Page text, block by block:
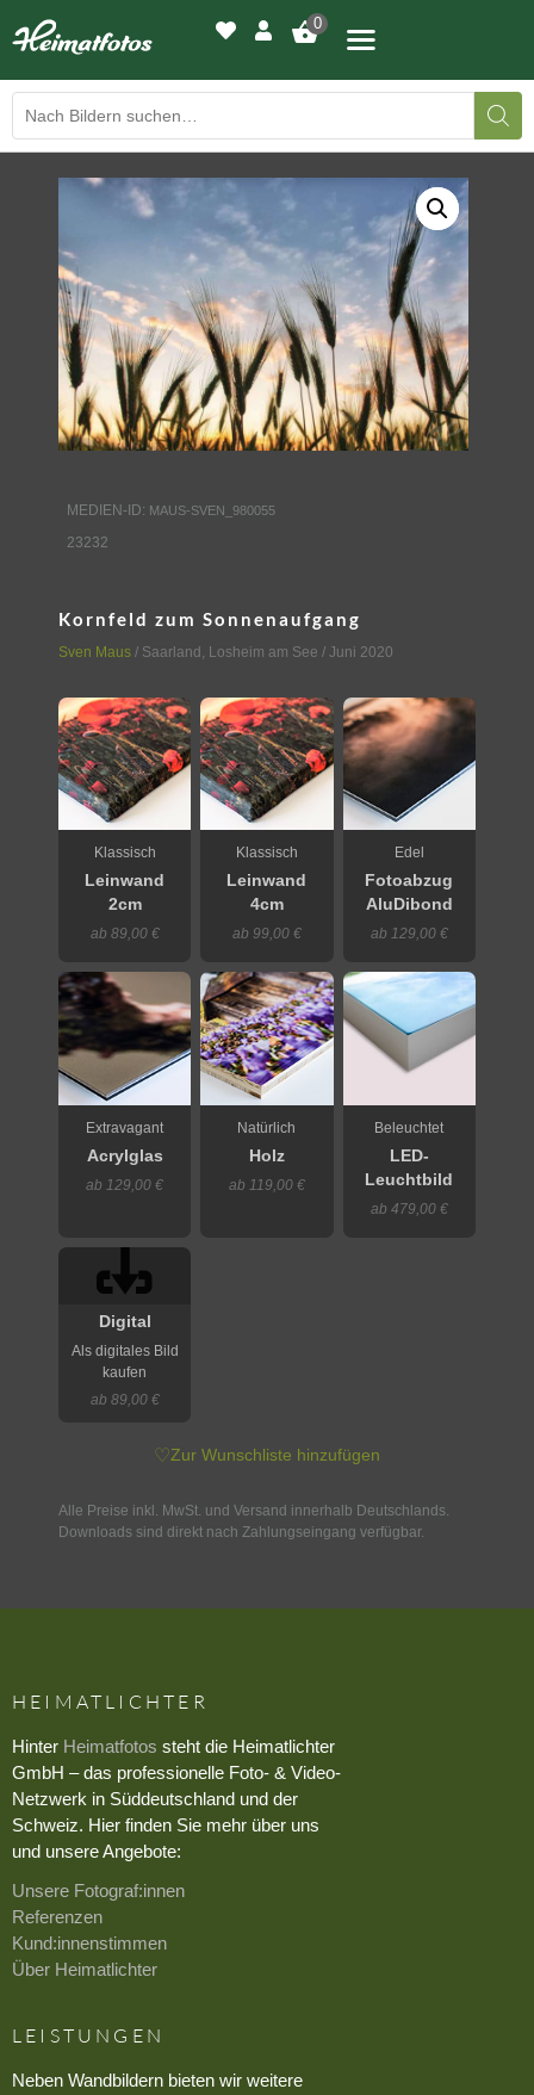
0
BILDERGALERIE
DRUCKQUALITÄTEN
LED-LEUCHTBILDER
WIR DRUCKEN IHR BILD
AUSSTELLUNGEN
KONTAKT
MEDIEN-ID: MAUS-SVEN_980055
23232
Kornfeld zum Sonnenaufgang
Sven Maus / Saarland , Losheim am See / Juni 2020
Klassisch
Leinwand
2cm
ab 89,00 €
Klassisch
Leinwand
4cm
ab 99,00 €
Edel
Fotoabzug
AluDibond
ab 129,00 €
Extravagant
Acrylglas
ab 129,00 €
Natürlich
Holz
ab 119,00 €
Beleuchtet
LED-
Leuchtbild
ab 479,00 €
Digital
Als digitales Bild
kaufen
ab 89,00 €
♡Zur Wunschliste hinzufügen
Alle Preise inkl. MwSt. und Versand innerhalb Deutschlands.
Downloads sind direkt nach Zahlungseingang verfügbar.
HEIMATLICHTER
Hinter Heimatfotos steht die Heimatlichter
GmbH – das professionelle Foto- & Video-
Netzwerk in Süddeutschland und der
Schweiz. Hier finden Sie mehr über uns
und unsere Angebote:
Unsere Fotograf:innen
Referenzen
Kund:innenstimmen
Über Heimatlichter
LEISTUNGEN
Neben Wandbildern bieten wir weitere